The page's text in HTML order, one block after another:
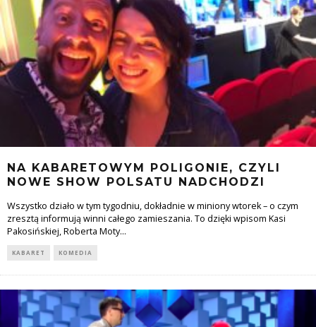
NA KABARETOWYM POLIGONIE, CZYLI
NOWE SHOW POLSATU NADCHODZI
Wszystko działo w tym tygodniu, dokładnie w miniony wtorek – o czym
zresztą informują winni całego zamieszania. To dzięki wpisom Kasi
Pakosińskiej, Roberta Moty...
KABARET KOMEDIA